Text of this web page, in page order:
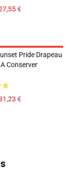
€
Pride Drapeau
Conserver
€